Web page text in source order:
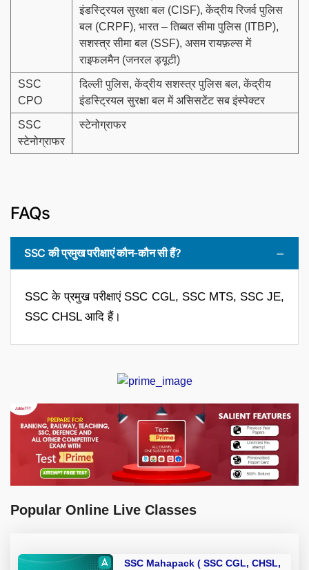
इंडस्ट्रियल सुरक्षा बल (CISF), केंद्रीय रिजर्व पुलिस
बल (CRPF), भारत – तिब्बत सीमा पुलिस (ITBP),
सशस्त्र सीमा बल (SSF), असम रायफ़ल्स में
राइफलमैन (जनरल ड्यूटी)
SSC
CPO
दिल्ली पुलिस, केंद्रीय सशस्त्र पुलिस बल, केंद्रीय
इंडस्ट्रियल सुरक्षा बल में असिसटेंट सब इंस्पेक्टर
SSC
स्टेनोग्राफर
स्टेनोग्राफर
FAQs
SSC की प्रमुख परीक्षाएं कौन-कौन सी हैं?
SSC के प्रमुख परीक्षाएं SSC CGL, SSC MTS, SSC JE,
SSC CHSL आदि हैं।
Popular Online Live Classes
SSC Mahapack ( SSC CGL, CHSL,